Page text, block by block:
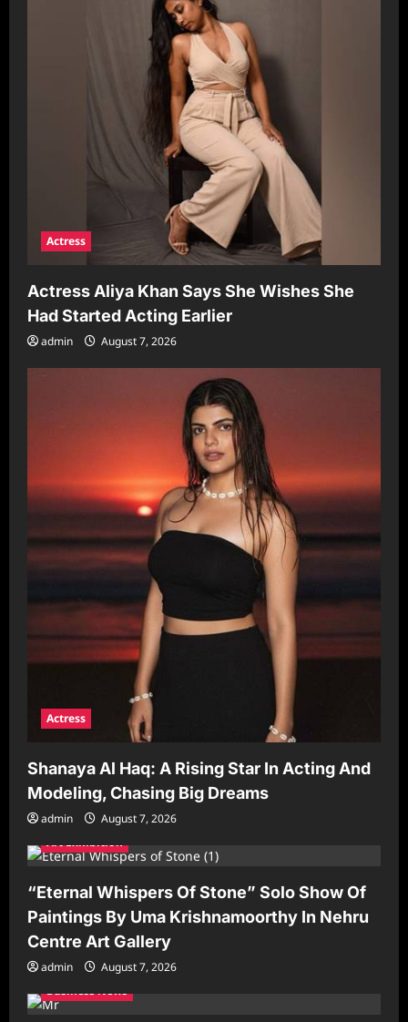
Actress
Actress Aliya Khan Says She Wishes She
Had Started Acting Earlier
admin August 7, 2026
Actress
Shanaya Al Haq: A Rising Star In Acting And
Modeling, Chasing Big Dreams
admin
August 7, 2026
Art Exhibition
“Eternal Whispers Of Stone” Solo Show Of
Paintings By Uma Krishnamoorthy In Nehru
Centre Art Gallery
admin
August 7, 2026
Business News